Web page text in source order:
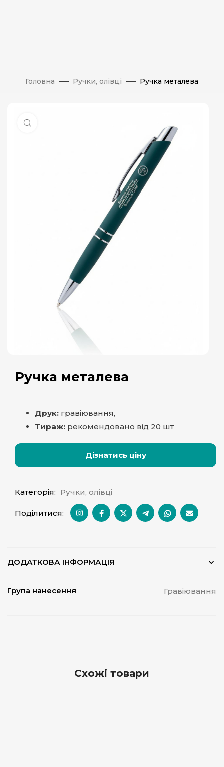
Головна Ручки, олівці Ручка металева
Ручка металева
Друк: гравіювання,
Тираж: рекомендовано від 20 шт
Дізнатись ціну
Категорія: Ручки, олівці
Поділитися:
ДОДАТКОВА ІНФОРМАЦІЯ
Група нанесення Гравіювання
Схожі товари